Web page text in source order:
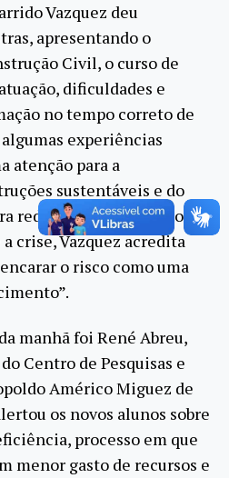
Vazquez deu
apresentando o
Civil, o curso de
dificuldades e
no tempo correto de
experiências
atenção para a
sustentáveis e do
reduzir os impactos ao
crise, Vazquez acredita
o risco como uma
manhã foi René Abreu,
Centro de Pesquisas e
Américo Miguez de
os novos alunos sobre
processo em que
menor gasto de recursos e